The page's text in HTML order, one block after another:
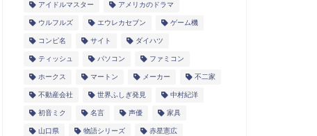
アイドルマスター アメリカのドラマ
ウルフルズ エウレカセブン ゲーム機
コンピ名 サイト ダイハツ
ティッシュ パソコン ファミコン
ホークス マートン メーカー 不二家
不動産会社 世界ふしぎ発見 中村紀洋
初音ミク 名言 声優 家具
山口県 物語シリーズ 赤星憲広